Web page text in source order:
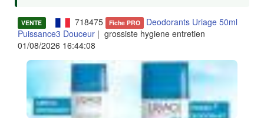
VENTE 718475 Fiche PRO
Deodorants Uriage 50ml
Puissance3 Douceur | grossiste hygiene entretien
01/08/2026 16:44:08